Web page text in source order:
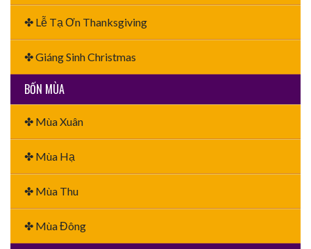
✤ Lễ Tạ Ơn Thanksgiving
✤ Giáng Sinh Christmas
BỐN MÙA
✤ Mùa Xuân
✤ Mùa Hạ
✤ Mùa Thu
✤ Mùa Đông